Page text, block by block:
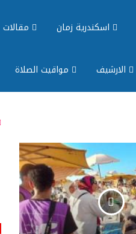
اسكندرية زمان مقالات
الارشيف مواقيت الصلاة